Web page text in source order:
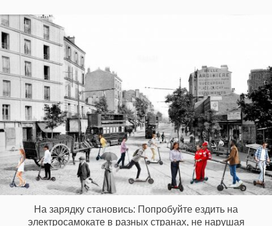
На зарядку становись: Попробуйте ездить на
электросамокате в разных странах, не нарушая